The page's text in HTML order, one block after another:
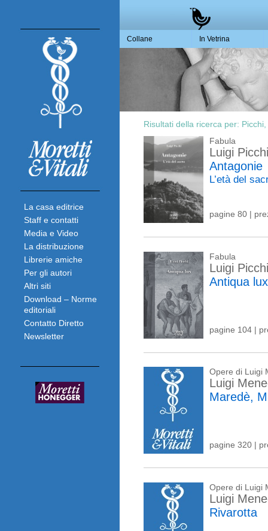
La casa editrice
Staff e contatti
Media e Video
La distribuzione
Librerie amiche
Per gli autori
Altri siti
Download – Norme
editoriali
Contatto Diretto
Newsletter
Collane In Vetrina
Risultati della ricerca per:
Fabula
Luigi Picchi
Antagonie
L’età del
pagine 80 |
Fabula
Luigi Picchi
Antiqua lux
pagine 104 |
Opere di Luigi
Luigi
Maredè,
pagine 320 |
Opere di Luigi
Luigi
Rivarotta